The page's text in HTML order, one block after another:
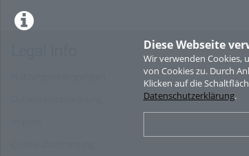
Diese Webseite
Wir verwenden Cookies,
von Cookies zu. Durch
Klicken auf die
Datenschutzerklärung.